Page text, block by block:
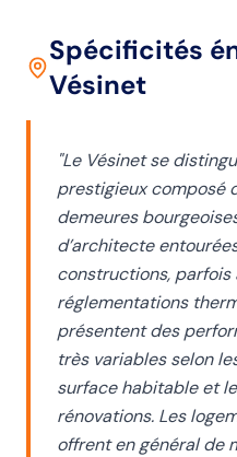
Spécificités
Vésinet
"Le Vésinet se
prestigieux composé
demeures
d’architecte
constructions, parfois
réglementations
présentent des
très variables selon
surface habitable et
rénovations. Les
offrent en général de